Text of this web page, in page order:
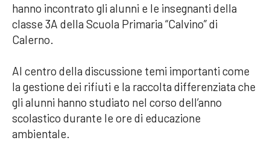
hanno incontrato gli alunni e le insegnanti della
classe 3A della Scuola Primaria “Calvino” di
Calerno.
Al centro della discussione temi importanti come
la gestione dei rifiuti e la raccolta differenziata che
gli alunni hanno studiato nel corso dell’anno
scolastico durante le ore di educazione
ambientale.